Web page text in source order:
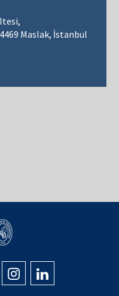
Maslak, İstanbul